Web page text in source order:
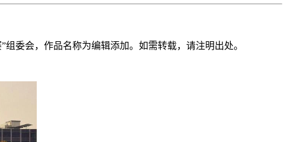
委会，作品名称为编辑添加。如需转载，请注明出处。